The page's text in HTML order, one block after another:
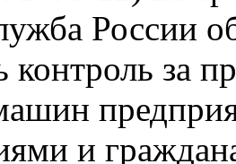
России
контроль за
и